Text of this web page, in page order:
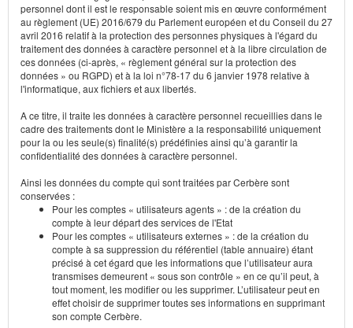
personnel dont il est le responsable soient mis en œuvre conformément
au règlement (UE) 2016/679 du Parlement européen et du Conseil du 27
avril 2016 relatif à la protection des personnes physiques à l'égard du
traitement des données à caractère personnel et à la libre circulation de
ces données (ci-après, « règlement général sur la protection des
données » ou RGPD) et à la loi n°78-17 du 6 janvier 1978 relative à
l'informatique, aux fichiers et aux libertés.
A ce titre, il traite les données à caractère personnel recueillies dans le
cadre des traitements dont le Ministère a la responsabilité uniquement
pour la ou les seule(s) finalité(s) prédéfinies ainsi qu’à garantir la
confidentialité des données à caractère personnel.
Ainsi les données du compte qui sont traitées par Cerbère sont
conservées :
Pour les comptes « utilisateurs agents » : de la création du
compte à leur départ des services de l'Etat
Pour les comptes « utilisateurs externes » : de la création du
compte à sa suppression du référentiel (table annuaire) étant
précisé à cet égard que les informations que l’utilisateur aura
transmises demeurent « sous son contrôle » en ce qu’il peut, à
tout moment, les modifier ou les supprimer. L’utilisateur peut en
effet choisir de supprimer toutes ses informations en supprimant
son compte Cerbère.